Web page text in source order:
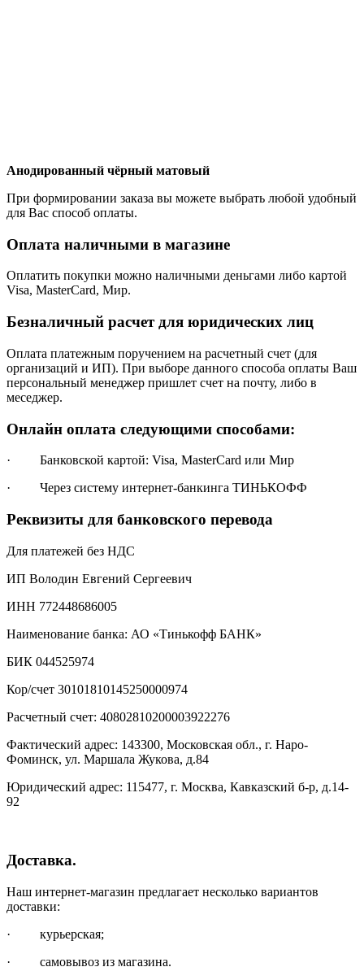
Анодированный чёрный матовый
При формировании заказа вы можете выбрать любой удобный
для Вас способ оплаты.
Оплата наличными в магазине
Оплатить покупки можно наличными деньгами либо картой
Visa, MasterCard, Мир.
Безналичный расчет для юридических лиц
Оплата платежным поручением на расчетный счет (для
организаций и ИП). При выборе данного способа оплаты Ваш
персональный менеджер пришлет счет на почту, либо в
меседжер.
Онлайн оплата следующими способами:
· Банковской картой: Visa, MasterCard или Мир
· Через систему интернет-банкинга ТИНЬКОФФ
Реквизиты для банковского перевода
Для платежей без НДС
ИП Володин Евгений Сергеевич
ИНН 772448686005
Наименование банка: АО «Тинькофф БАНК»
БИК 044525974
Кор/счет 30101810145250000974
Расчетный счет: 40802810200003922276
Фактический адрес: 143300, Московская обл., г. Наро-
Фоминск, ул. Маршала Жукова, д.84
Юридический адрес: 115477, г. Москва, Кавказский б-р, д.14-
92
Доставка.
Наш интернет-магазин предлагает несколько вариантов
доставки:
· курьерская;
· самовывоз из магазина.